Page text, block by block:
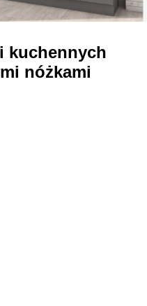
kuchennych
nóżkami